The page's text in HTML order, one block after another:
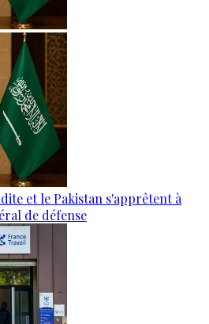
et le Pakistan s'apprêtent à
de défense